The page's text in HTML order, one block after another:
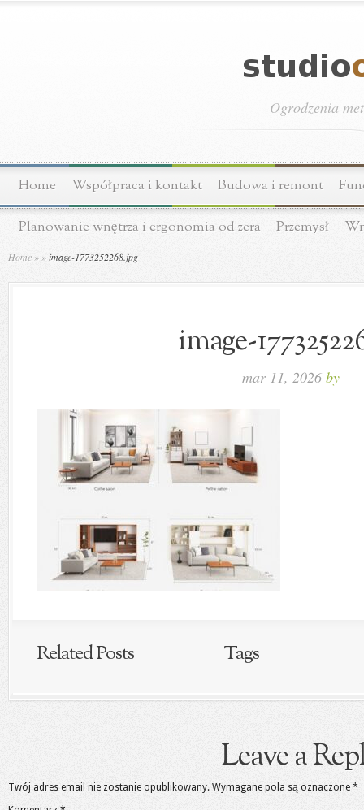
Ogrodzenia
Home Współpraca i kontakt Budowa i remont
Planowanie wnętrza i ergonomia od zera Przemysł
Home » »image-1773252268.jpg
image-
mar 11, 2026 by
Related Posts Tags
Leave a
Twój adres email nie zostanie opublikowany. Wymagane pola są oznaczone *